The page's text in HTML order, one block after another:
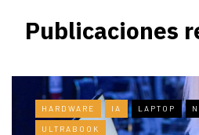
Publicaciones
HARDWARE IA LAPTOP
ULTRABOOK